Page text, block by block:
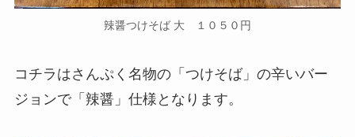
辣醤つけそば 大 １０５０円
コチラはさんぷく名物の「つけそば」の辛いバー
ジョンで「辣醤」仕様となります。